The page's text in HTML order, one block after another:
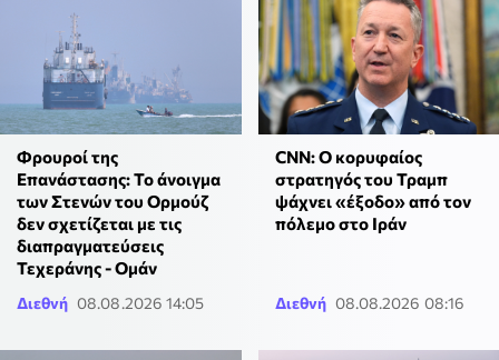
Φρουροί της
Επανάστασης: Το άνοιγμα
των Στενών του Ορμούζ
δεν σχετίζεται με τις
διαπραγματεύσεις
Τεχεράνης - Ομάν
Διεθνή 08.08.2026 14:05
CNN: Ο κορυφαίος
στρατηγός του Τραμπ
ψάχνει «έξοδο» από τον
πόλεμο στο Ιράν
Διεθνή 08.08.2026 08:16